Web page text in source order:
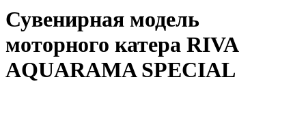
Сувенирная модель
моторного катера RIVA
AQUARAMA SPECIAL